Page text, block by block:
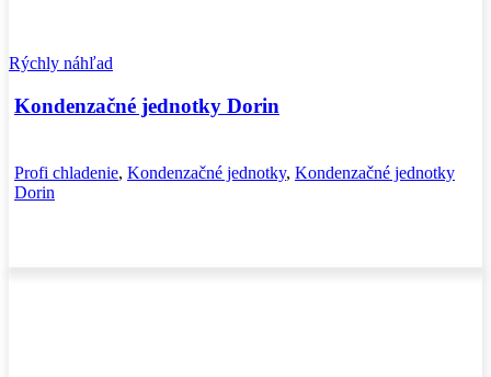
Rýchly náhľad
Kondenzačné jednotky Dorin
Profi chladenie, Kondenzačné jednotky, Kondenzačné jednotky
Dorin